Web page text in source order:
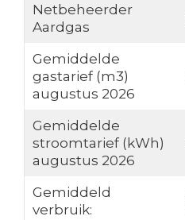
Netbeheerder
Aardgas
Gemiddelde
gastarief (m3)
augustus 2026
Gemiddelde
stroomtarief (kWh)
augustus 2026
Gemiddeld
verbruik: